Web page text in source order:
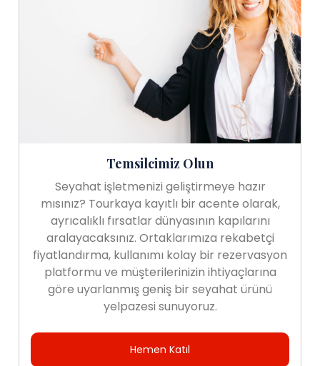
Temsilcimiz Olun
Seyahat işletmenizi geliştirmeye hazır
mısınız? Tourkaya kayıtlı bir acente olarak,
ayrıcalıklı fırsatlar dünyasının kapılarını
aralayacaksınız. Ortaklarımıza rekabetçi
fiyatlandırma, kullanımı kolay bir rezervasyon
platformu ve müşterilerinizin ihtiyaçlarına
göre uyarlanmış geniş bir seyahat ürünü
yelpazesi sunuyoruz.
Hemen Katıl